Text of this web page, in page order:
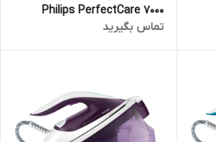
Philips PerfectCare 7000
Series PSG7030 - 20R1
تماس بگیرید